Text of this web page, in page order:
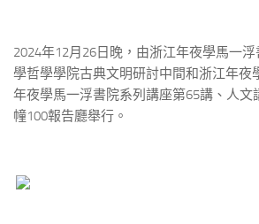
2024年12月26日晚，由浙江年夜學馬一
學哲學學院古典文明研討中間和浙江年夜
年夜學馬一浮書院系列講座第65講、人文
幢100報告廳舉行。